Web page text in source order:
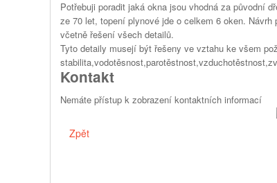
Potřebuji poradit jaká okna jsou vhodná za původní
ze 70 let, topení plynové jde o celkem 6 oken. Návrh
včetně řešení všech detailů.
Tyto detaily musejí být řešeny ve vztahu ke všem
Kontakt
Nemáte přístup k zobrazení kontaktních informací
Zpět